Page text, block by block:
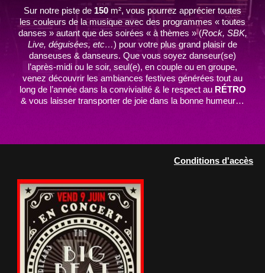
Sur notre piste de 150 m², vous pourrez apprécier toutes
les couleurs de la musique avec des programmes « toutes
danses » autant que des soirées « à thèmes » (Rock, SBK,
Live, déguisées, etc…) pour votre plus grand plaisir de
danseuses & danseurs. Que vous soyez danseur(se)
l’après-midi ou le soir, seul(e), en couple ou en groupe,
venez découvrir les ambiances festives générées tout au
long de l’année dans la convivialité & le respect au RÉTRO
& vous laisser transporter de joie dans la bonne humeur…
Conditions d'accès